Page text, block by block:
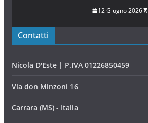
12 Giugno 2026
Contatti
Nicola D'Este | P.IVA 01226850459
Via don Minzoni 16
Carrara (MS) - Italia